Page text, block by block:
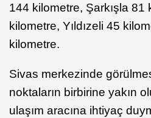
144 kilometre, Şarkışla 81
kilometre, Yıldızeli 45
kilometre.
Sivas merkezinde
noktaların birbirine yakın
ulaşım aracına ihtiyaç